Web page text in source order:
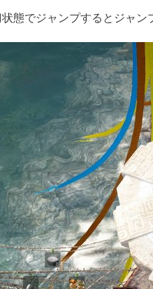
態でジャンプするとジャン